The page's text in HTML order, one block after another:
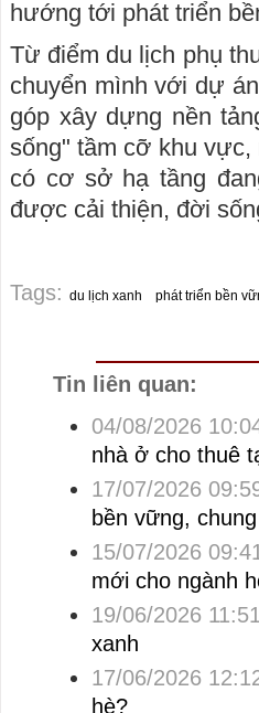
hướng tới phát triển
Từ điểm du lịch phụ
chuyển mình với dự
góp xây dựng nền
sống" tầm cỡ khu
có cơ sở hạ tầng
được cải thiện, đời
Tags: du lịch xanh phát triển bền
Tin liên quan:
04/08/2026
nhà ở cho thuê
17/07/2026
bền vững,
15/07/2026
mới cho ngành
19/06/2026 11:51
xanh
17/06/2026
hè?